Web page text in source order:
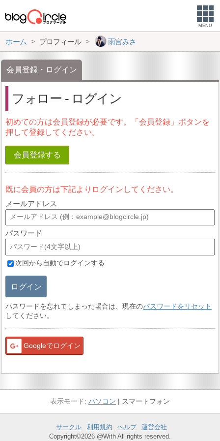
MENU
ホーム プロフィール 雨宮みさ
会員登録・ログイン
フォロー - ログイン
初めての方は会員登録が必要です。「会員登録」ボタンを
押して登録してください。
会員登録する
既に会員の方は下記よりログインしてください。
メールアドレス
パスワード
次回から自動でログインする
ログイン
パスワードを忘れてしまった場合は、現在のパスワードをリセット
してください。
Googleでログイン
パソコン スマートフォン
サークル 利用規約 ヘルプ
運営会社
Copyright©2026 @With All rights reserved.